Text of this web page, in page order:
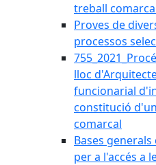
treball
Proves de
processos
lloc
funcionarial
constitució
comarcal
Bases
per a l'accés a